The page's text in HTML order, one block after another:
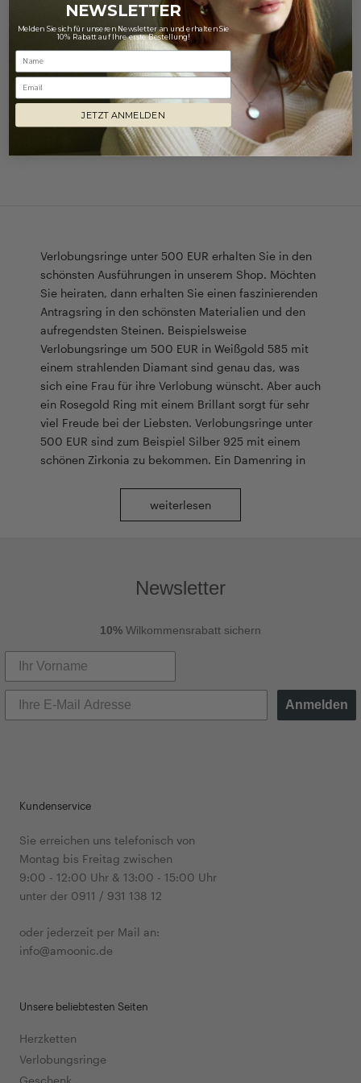
Kate
Silber 925 mit Zirkonia
109 €
Verlobungsringe unter 500 EUR erhalten Sie in den
schönsten Ausführungen in unserem Shop. Möchten
Sie heiraten, dann erhalten Sie einen faszinierenden
Antragsring in den schönsten Materialien und den
aufregendsten Steinen. Beispielsweise
Verlobungsringe um 500 EUR in Weißgold 585 mit
einem strahlenden Diamant sind genau das, was
sich eine Frau für ihre Verlobung wünscht. Aber auch
ein Rosegold Ring mit einem Brillant sorgt für sehr
viel Freude bei der Liebsten. Verlobungsringe unter
500 EUR sind zum Beispiel Silber 925 mit einem
schönen Zirkonia zu bekommen. Ein Damenring in
Rubin fantastisch anzusehen und sorgen für ein
ausgesucht ist. Möchten Sie aber etwas noch
Zukünftige auch selbst gestalten und ganz nach
Ihrem Geschmack erstellen. Sie können ihn online
konfigurieren und unser Goldschmied wird dafür
sorgen, dass alle Ihre Wünsche umgesetzt werden.
Blautopas werden Sie zur Hochzeit ein wunderbares
begeistern wird und das Beste ist, dass diese
Verlobungsringe bis 500 EUR kosten und sehr
günstig sind. Wenn Sie es möchten, erhalten sie
diese Ringe auf Wunsch gehämmert, auch in
werden Sie bei einem Antrag das Herz Ihrer
Auserwählten berühren. Sie bekommen aber auch
Fragen zur Auswahl der Ringe steht Ihnen unser
Juwelier gerne zur Verfügung und wird Sie beraten.
weiterlesen
Newsletter
10% Wilkommensrabatt sichern
Anmelden
Kundenservice
Sie erreichen uns telefonisch von
Montag bis Freitag zwischen
9:00 - 12:00 Uhr & 13:00 - 15:00 Uhr
unter der 0911 / 931 138 12
oder jederzeit per Mail an:
info@amoonic.de
Unsere beliebtesten Seiten
Herzketten
Verlobungsringe
NEWSLETTER
Melden Sie sich für unseren Newsletter an und erhalten Sie
10% Rabatt auf Ihre erste Bestellung!
Email
JETZT ANMELDEN